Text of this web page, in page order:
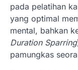
pada pelatihan
yang optimal
mental, bahkan
Duration Sparring
pamungkas